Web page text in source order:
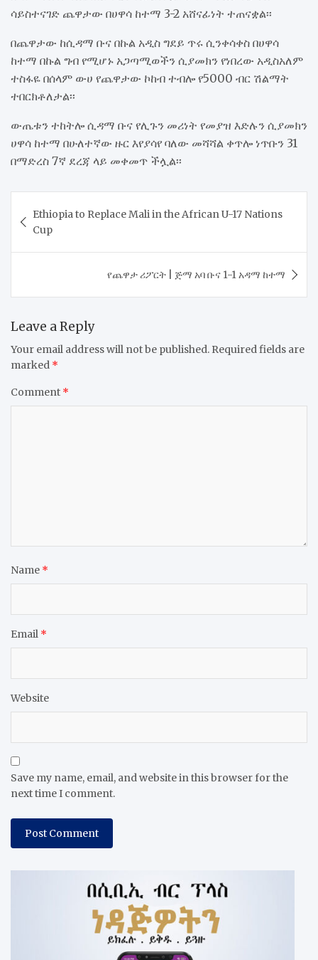
ሳይስተናገድ ጨዋታው በሀዋሳ ከተማ 3-2 አሸናፊነት ተጠናቋል፡፡
በጨዋታው ከሲዳማ ቡና በኩል አዲስ ግደይ ጥሩ ሲንቀሳቀስ በሀዋሳ
ከተማ በኩል ግብ የሚሆኑ አጋጣሚወችን ሲያመክን የነበረው አዲስአለም
ተስፋዬ በሰላም ውሀ የጨዋታው ኮከብ ተብሎ የ5000 ብር ሽልማት
ተበርክቶለታል፡፡
ውጤቱን ተከትሎ ሲዳማ ቡና የሊጉን መሪነት የመያዝ እድሉን ሲያመክን
ሀዋሳ ከተማ በሁለተኛው ዙር እየያሳየ ባለው መሻሻል ቀጥሎ ነጥቡን 31
በማድረስ 7ኛ ደረጃ ላይ መቀመጥ ችሏል፡፡
navigation
Ethiopia to Replace Mali in the African U-17 Nations
Cup
የጨዋታ ሪፖርት | ጅማ አባ ቡና 1-1 አዳማ ከተማ
Leave a Reply
Your email address will not be published. Required fields are
marked *
Comment *
Name *
Email *
Website
Save my name, email, and website in this browser for the
next time I comment.